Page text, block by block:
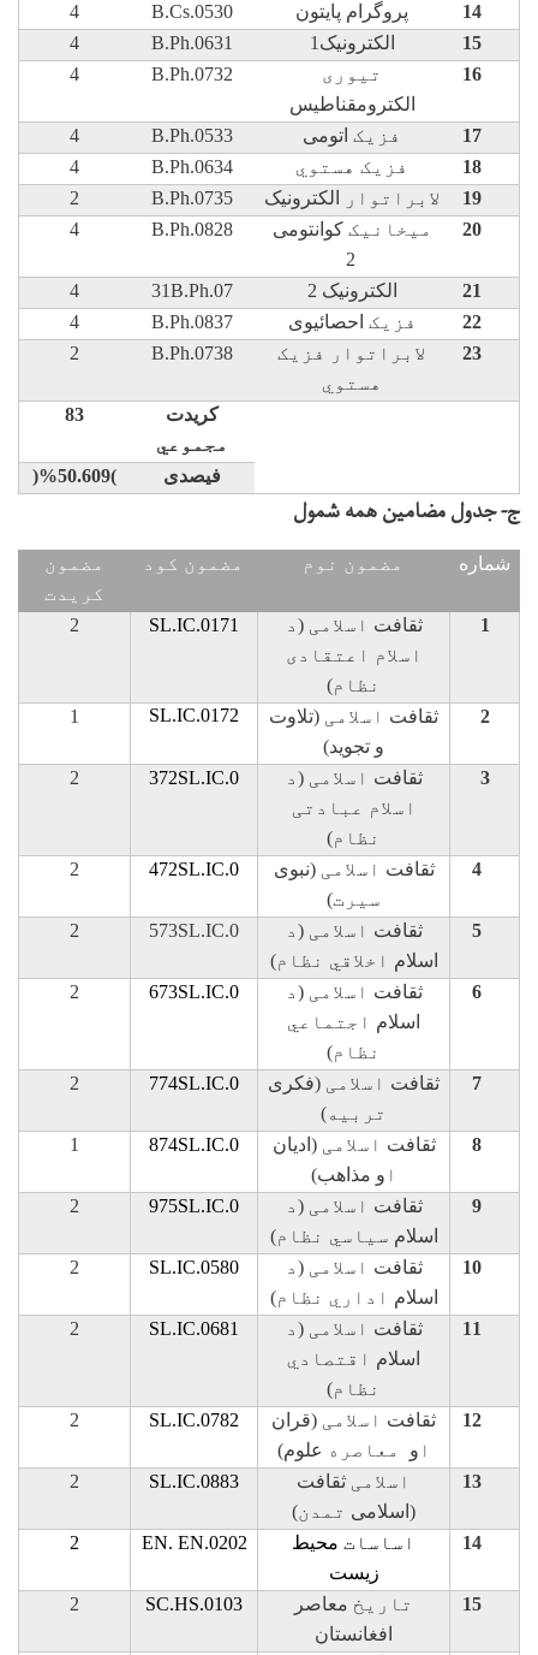
14
پروگرام پایتون B.Cs.0530
4
15
الکترونیک1 B.Ph.0631
4
16
تيوری
الکترومقناطیس
B.Ph.0732
4
17 فزيک اتومی B.Ph.0533
4
18
فزيک هستوي B.Ph.0634
4
19
لابراتوار الکترونیک B.Ph.0735
2
20
ميخانيک کوانتومی
2
B.Ph.0828
4
21 الکترونیک 2 B.Ph.07
31
4
22
فزيک احصائیوی B.Ph.0837
4
23
لابراتوار فزيک
هستوي
B.Ph.0738
2
کریدت
مجموعي
83
فیصدی (
50.609
)%
ج- جدول مضامین همه شمول
شماره مضمون نوم مضمون کود
مضمون
کريدت
1
ثقافت اسلامی(د
اسلام اعتقادی
نظام)
SL.IC.0171
2
2 ثقافت اسلامی (تلاوت
و تجوید)
SL.IC.0172
1
3 ثقافت اسلامی(د
اسلام عبادتی
نظام)
SL.IC.0
2
7
3
2
4 ثقافت اسلامی(نبوی
سيرت)
SL.IC.0
2
7
4
2
5 ثقافت اسلامی(د
اسلام اخلاقي نظام)
SL.IC.0
3
7
5
2
6 ثقافت اسلامی(د
اسلام اجتماعي
نظام)
SL.IC.0
3
7
6
2
7 ثقافت اسلامی (فکری
تربيه)
SL.IC.0
4
7
7
2
8 ثقافت اسلامی(ادیان
ا و مذاهب)
SL.IC.0
4
7
8
1
9 ثقافت اسلامی(د
اسلام سياسي نظام)
SL.IC.0
5
7
9
2
10 ثقافت اسلامی(د
اسلام اداري نظام)
SL.IC.0580
2
11 ثقافت اسلامی(د
اسلام اقتصادي
نظام)
SL.IC.0681
2
12 ثقافت اسلامی (قران
ا و معاصره علوم)
SL.IC.0782
2
13 اسلامی ثقافت
(اسلامی تمدن)
SL.IC.0883
2
14 اساسات محیط
زیست
EN. EN.0202
2
15 تاريخ معاصر
افغانستان
SC.HS.0103
2